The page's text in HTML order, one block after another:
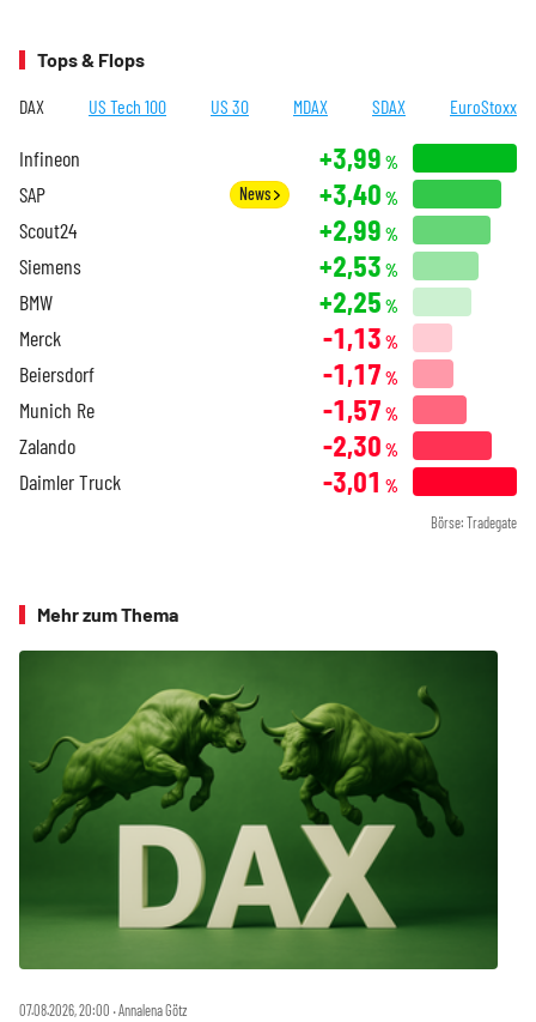
Tops & Flops
DAX US Tech 100 US 30 MDAX SDAX EuroStoxx
Infineon +3,99 %
SAP News +3,40 %
Scout24 +2,99 %
Siemens +2,53 %
BMW +2,25 %
Merck -1,13 %
Beiersdorf -1,17 %
Munich Re -1,57 %
Zalando -2,30 %
Daimler Truck -3,01 %
Börse: Tradegate
Mehr zum Thema
07.08.2026, 20:00 ‧ Annalena Götz